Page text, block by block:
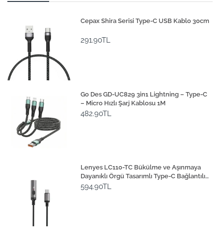
Cepax Shira Serisi Type-C USB Kablo 30cm
291.90TL
Go Des GD-UC829 3in1 Lightning – Type-C
– Micro Hızlı Şarj Kablosu 1M
482.90TL
Lenyes LC110-TC Bükülme ve Aşınmaya
Dayanıklı Örgü Tasarımlı Type-C Bağlantılı
Çakmak Kablosu 30cm
594.90TL